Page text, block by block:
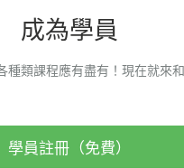
成為學員
種類課程應有盡有！現在就來
學員註冊（免費）